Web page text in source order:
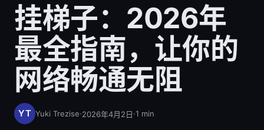
挂梯子：2026年
最全指南，让你的
网络畅通无阻
Yuki Trezise·2026年4月2日·1 min